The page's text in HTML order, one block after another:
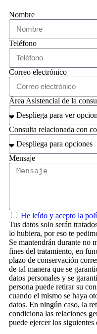
Nombre
Teléfono
Correo electrónico
Área Asistencial de la
Consulta relacionada con
Mensaje
He leído y acepto la
Tus datos solo serán
lo hubiera, por eso te
Se mantendrán durante no
fines del tratamiento, en
plazo de conservación
de tal manera que se
datos personales y se
persona puede retirar su
cuando el mismo se haya
datos. En ningún caso, la
condiciona las relaciones
puede ejercer los siguientes